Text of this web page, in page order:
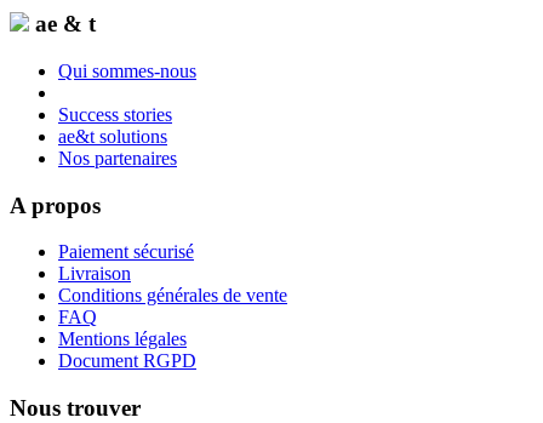
ae & t
Qui sommes-nous
Success stories
ae&t solutions
Nos partenaires
A propos
Paiement sécurisé
Livraison
Conditions générales de vente
FAQ
Mentions légales
Document RGPD
Nous trouver